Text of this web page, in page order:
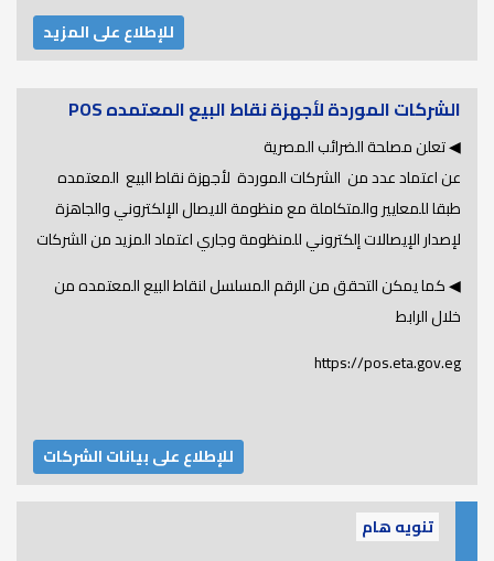
للإطلاع على المزيد
الشركات الموردة لأجهزة نقاط البيع المعتمده POS
◀ تعلن مصلحة الضرائب المصرية
عن اعتماد عدد من الشركات الموردة لأجهزة نقاط البيع المعتمده
طبقا للمعايير والمتكاملة مع منظومة الايصال الإلكتروني والجاهزة
لإصدار الإيصالات إلكتروني للمنظومة وجاري اعتماد المزيد من الشركات
◀ كما يمكن التحقق من الرقم المسلسل لنقاط البيع المعتمده من
خلال الرابط
https://pos.eta.gov.eg
للإطلاع على بيانات الشركات
تنويه هام